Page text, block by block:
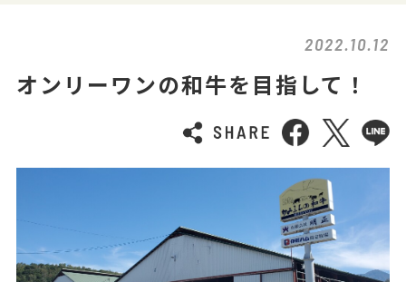
2022.10.12
オンリーワンの和牛を目指して！